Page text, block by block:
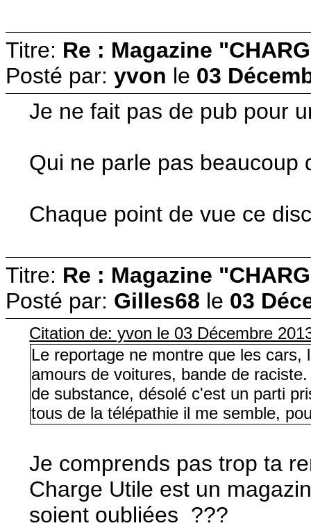
Titre: Re : Magazine
Posté par: yvon le 03
Je ne fait pas de pub pour
Qui ne parle pas beaucoup
Chaque point de vue ce
Titre: Re : Magazine
Posté par: Gilles68 le 03
Citation de: yvon le 03 Décembre
Le reportage ne montre que les
amours de voitures, bande de
de substance, désolé c'est un parti
tous de la télépathie il me semble,
Je comprends pas trop ta
Charge Utile est un
soient oubliées ???